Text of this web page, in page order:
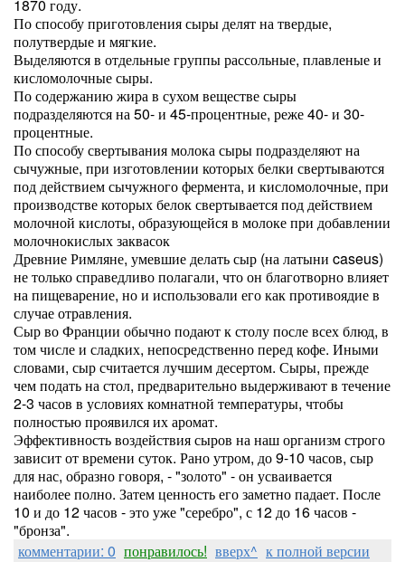
1870 году.
По способу приготовления сыры делят на твердые,
полутвердые и мягкие.
Выделяются в отдельные группы рассольные, плавленые и
кисломолочные сыры.
По содержанию жира в сухом веществе сыры
подразделяются на 50- и 45-процентные, реже 40- и 30-
процентные.
По способу свертывания молока сыры подразделяют на
сычужные, при изготовлении которых белки свертываются
под действием сычужного фермента, и кисломолочные, при
производстве которых белок свертывается под действием
молочной кислоты, образующейся в молоке при добавлении
молочнокислых заквасок
Древние Римляне, умевшие делать сыр (на латыни caseus)
не только справедливо полагали, что он благотворно влияет
на пищеварение, но и использовали его как противоядие в
случае отравления.
Сыр во Франции обычно подают к столу после всех блюд, в
том числе и сладких, непосредственно перед кофе. Иными
словами, сыр считается лучшим десертом. Сыры, прежде
чем подать на стол, предварительно выдерживают в течение
2-3 часов в условиях комнатной температуры, чтобы
полностью проявился их аромат.
Эффективность воздействия сыров на наш организм строго
зависит от времени суток. Рано утром, до 9-10 часов, сыр
для нас, образно говоря, - "золото" - он усваивается
наиболее полно. Затем ценность его заметно падает. После
10 и до 12 часов - это уже "серебро", с 12 до 16 часов -
"бронза".
комментарии: 0 понравилось! вверх^ к полной версии